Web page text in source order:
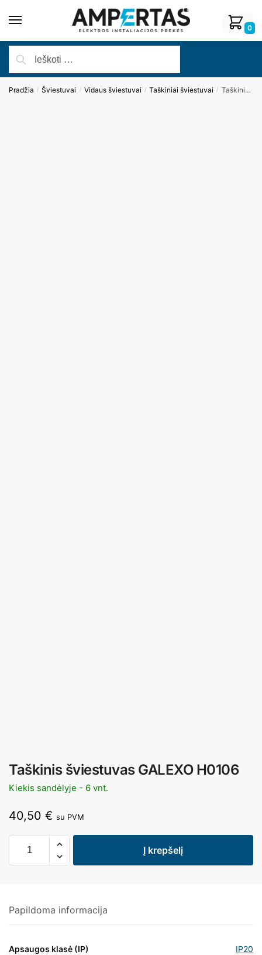
0
Pradžia / Šviestuvai / Vidaus šviestuvai / Taškiniai šviestuvai / Taškinis šviestuvas GALEXO H0106
Taškinis šviestuvas GALEXO H0106
Kiekis sandėlyje - 6 vnt.
40,50 € su PVM
Į krepšelį
Papildoma informacija
Apsaugos klasė (IP) IP20